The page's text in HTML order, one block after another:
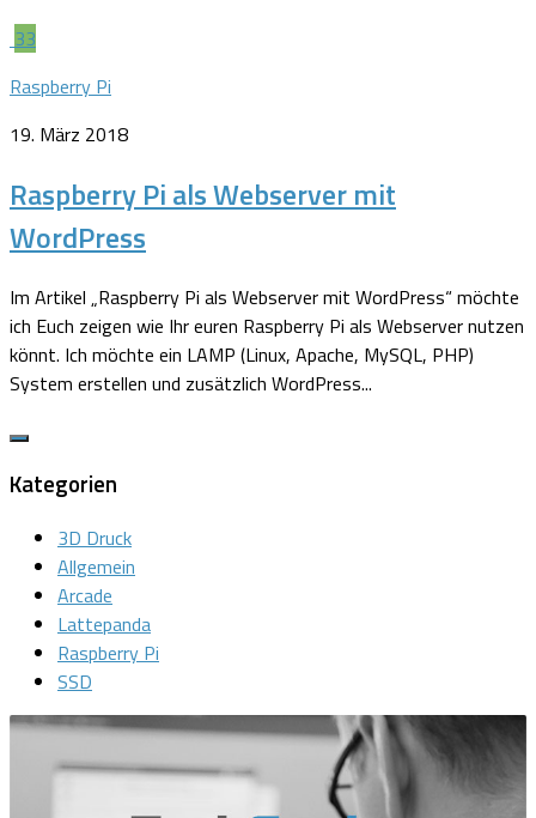
33
Raspberry Pi
19. März 2018
Raspberry Pi als Webserver mit
WordPress
Im Artikel „Raspberry Pi als Webserver mit WordPress“ möchte
ich Euch zeigen wie Ihr euren Raspberry Pi als Webserver nutzen
könnt. Ich möchte ein LAMP (Linux, Apache, MySQL, PHP)
System erstellen und zusätzlich WordPress...
Kategorien
3D Druck
Allgemein
Arcade
Lattepanda
Raspberry Pi
SSD